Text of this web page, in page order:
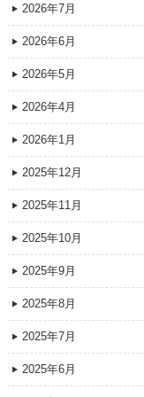
2026年7月
2026年6月
2026年5月
2026年4月
2026年1月
2025年12月
2025年11月
2025年10月
2025年9月
2025年8月
2025年7月
2025年6月